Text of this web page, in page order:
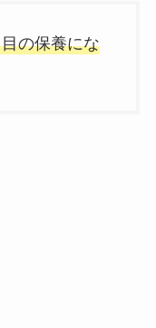
目の保養にな